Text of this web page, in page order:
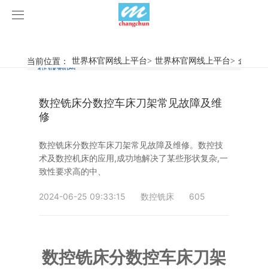
世界杯官网线上平台
旋弧焊机
惯性摩擦焊机
连续驱动摩擦焊机
简易数控铣床
产品视频
行业新闻
企业动态
案例展示
客户案例
荣誉资质
世界杯官网线上平台-世界杯（中国）
当前位置： 世界杯官网线上平台> 世界杯官网线上平台> 企业动
行业新闻
企业动态
数控铣床分数控车床刀架常见故障及维
修
数控铣床分数控车床刀架常见故障及维修。数控技
术及数控机床的应用,成功地解决了某些形状复杂,一
致性要求高的中、
2024-06-25 09:33:15 数控铣床 605
数控铣床分数控车床刀架